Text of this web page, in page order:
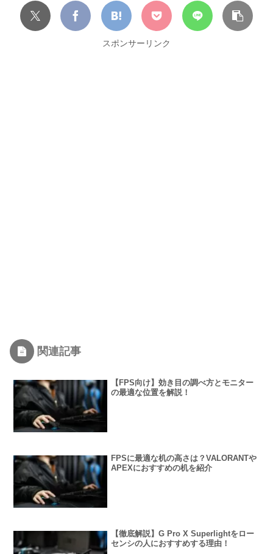
スポンサーリンク
関連記事
【FPS向け】効き目の調べ方とモニター
の最適な位置を解説！
FPSに最適な机の高さは？VALORANTや
APEXにおすすめの机を紹介
【徹底解説】G Pro X Superlightをロー
センシの人におすすめする理由！